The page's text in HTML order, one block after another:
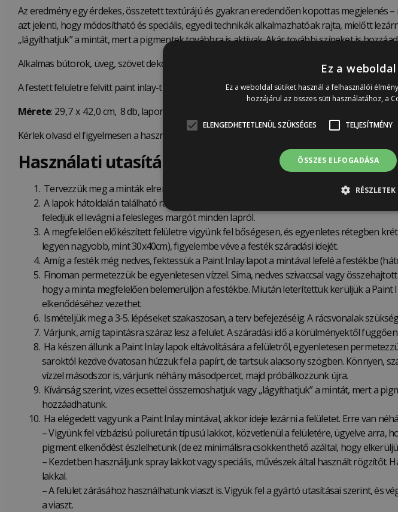
Az eredmény egy érdekes, összetett textúrájú és gyakran eredendően kopottas megjelenés –
azt jelenti, hogy módosítható és speciális, egyedi technikák alkalmazhatóak rajta, mielőtt
„lágyíthatjuk” a mintát, mert a pigmentek továbbra is aktívak. Akár további színeket is
Alkalmas bútorok, üveg, szövet dekorálására vagy kisebb projektekhez. Használható
A festett felületre felvitt paint inlay-t ugyanúgy zárni kellAnnie Sloan Clear Waxszalvagy
Mérete: 29,7 x 42,0cm, 8 db, lapon
Kérlek olvasd el figyelmesen a használati útmutatót és tippeket!
Használati utasítás, lépésről lépésre a La Folie
Tervezzük meg a minták elrendezését a felületen.
A lapok hátoldalán található rácsok segítségével vágjuk ki a szükséges nagyságú
feledjük el levágni a felesleges margót minden lapról.
A megfelelően előkészített felületre vigyünk fel bőségesen, és egyenletes rétegben
legyen nagyobb, mint 30x40cm), figyelembe véve a festék száradási idejét.
Amíg a festék még nedves, fektessük a Paint Inlay lapot a mintával lefelé a festékbe
Finoman permetezzük be egyenletesen vízzel. Sima, nedves szivaccsal vagy
hogy a minta megfelelően belemerüljön a festékbe. Miután leterítettük kerüljük a
elkenődéséhez vezethet.
Ismételjük meg a 3-5. lépéseket szakaszosan, a terv befejezéséig. A rácsvonalak
Várjunk, amíg tapintásra száraz lesz a felület. A száradási idő a körülményektől
Ha készen állunk a Paint Inlay lapok eltávolítására a felületről, egyenletesen
saroktól kezdve óvatosan húzzuk fel a papírt, de tartsuk alacsony szögben. Könnyen,
vízzel másodszor is, várjunk néhány másodpercet, majd próbálkozzunk újra.
Kívánság szerint, vizes ecsettel összemoshatjuk vagy „lágyíthatjuk” a mintát, mert a
hozzáadhatunk.
Ha elégedett vagyunk a Paint Inlay mintával, akkor ideje lezárni a felületet. Erre van
– Vigyünk fel vízbázisú poliuretán típusú lakkot, közvetlenül a felületére, ügyelve arra,
pigment elkenődést észlelhetünk (de ez minimálisra csökkenthető azáltal, hogy
– Kezdetben használjunk spray lakkot vagy speciális, művészek által használt rögzítőt.
lakkal.
– A felület zárásához használhatunk viaszt is. Vigyük fel a gyártó utasításai szerint, és
a viaszt.
Ez a
Ez a weboldal sütiket használ a felhasználói
hozzájárul az összes süti használatához, a
ELENGEDHETETLENÜL SZÜKSÉGES TELJESÍTMÉNY
ÖSSZES ELFOGADÁSA